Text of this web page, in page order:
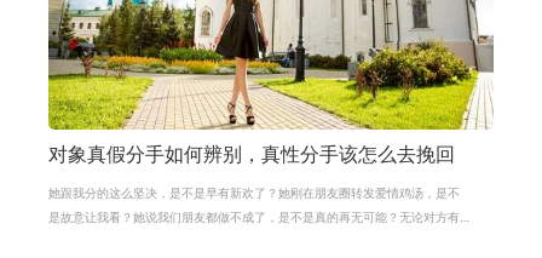
对象真假分手如何辨别，真性分手该怎么去挽回
她跟我分的这么坚决，是不是早有新欢了？她刚在朋友圈转发爱情鸡汤，是不
是故意让我看？她说我们朋友都做不成了，是不是真的再无可能？无论对方有